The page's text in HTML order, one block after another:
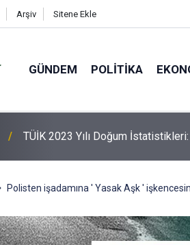
Arşiv Sitene Ekle
GÜNDEM POLITIKA
16 Maddelik Maden Kanunu Teklif
Polisten işadamına ' Yasak Aşk '